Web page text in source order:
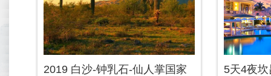
2019 白沙-钟乳石-仙人掌国家
5天4夜